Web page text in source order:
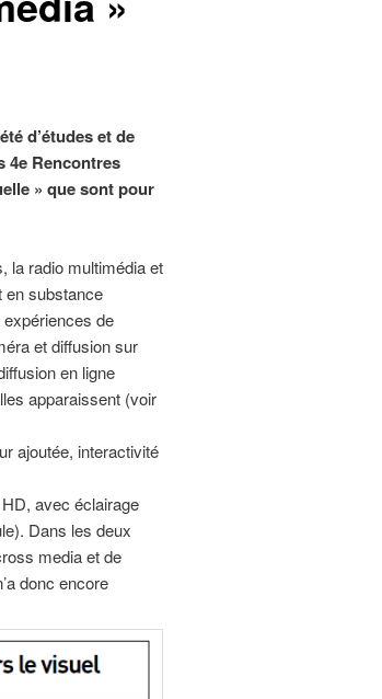
d’études et de
4e Rencontres
» que sont pour
la radio multimédia et
en substance
de
et diffusion sur
en ligne
apparaissent (voir
ajoutée, interactivité
avec éclairage
Dans les deux
media et de
donc encore